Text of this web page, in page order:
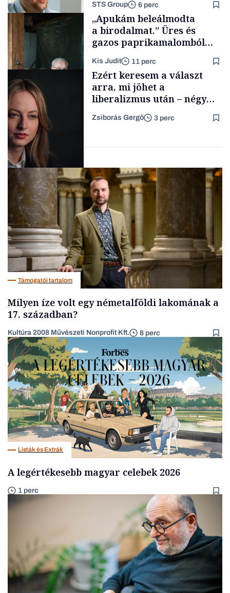
A magazin
Támogatói tartalom
STS Group 6 perc
Családi
vállalkozások
„Apukám beleálmodta
a birodalmat.” Üres és
gazos paprikamalomból
lett az igazi családi
fűszersztori
Kis Judit 11 perc
Politika
Ezért keresem a választ
arra, mi jöhet a
liberalizmus után – négy
izgalmas gondolat 2026
lehetséges
Zsiborás Gergő 3 perc
Támogatói tartalom
Milyen íze volt egy németalföldi lakomának a
17. században?
Kultúra 2008 Művészeti Nonprofit Kft. 8 perc
Listák és Extrák
A legértékesebb magyar celebek 2026
1 perc